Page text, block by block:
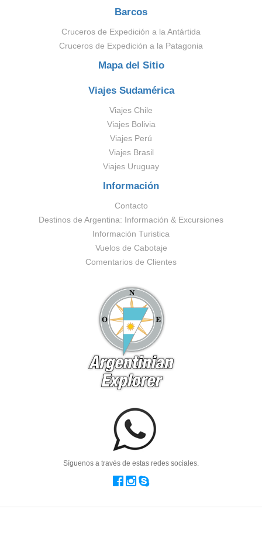
Barcos
Cruceros de Expedición a la Antártida
Cruceros de Expedición a la Patagonia
Mapa del Sitio
Viajes Sudamérica
Viajes Chile
Viajes Bolivia
Viajes Perú
Viajes Brasil
Viajes Uruguay
Información
Contacto
Destinos de Argentina: Información & Excursiones
Información Turistica
Vuelos de Cabotaje
Comentarios de Clientes
Síguenos a través de estas redes sociales.